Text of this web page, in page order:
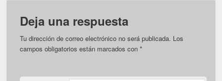
Deja una respuesta
Tu dirección de correo electrónico no será publicada. Los
campos obligatorios están marcados con*